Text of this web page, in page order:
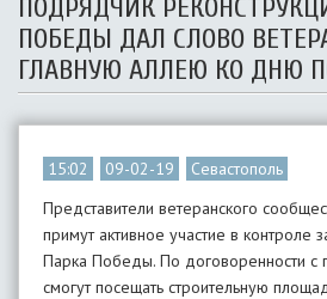
ПОДРЯДЧИК
ПОБЕДЫ ДАЛ СЛОВО
ГЛАВНУЮ АЛЛЕЮ КО ДНЮ
15:02 09-02-19
Севастополь
Представители ветеранского
примут активное участие в контроле
Парка Победы. По договоренности с
смогут посещать строительную